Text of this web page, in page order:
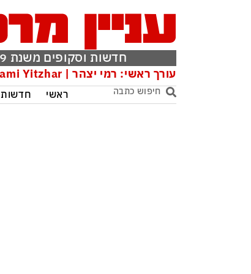
חדשות וסקופים משנת 1999
עורך ראשי: רמי יצהר | Rami Yitzhar
ראשי חדשות